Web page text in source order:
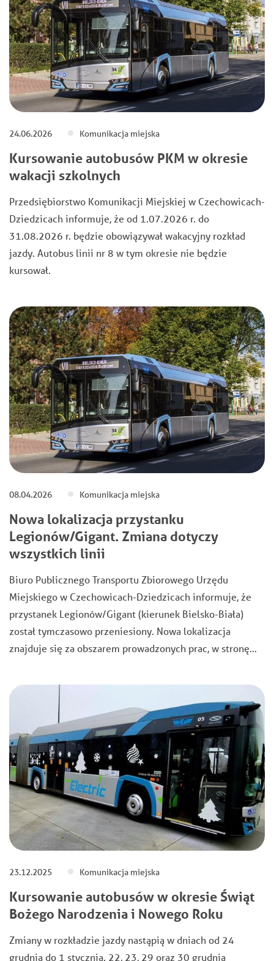
24.06.2026 Komunikacja miejska
Kursowanie autobusów PKM w okresie
wakacji szkolnych
Przedsiębiorstwo Komunikacji Miejskiej w Czechowicach-
Dziedzicach informuje, że od 1.07.2026 r. do
31.08.2026 r. będzie obowiązywał wakacyjny rozkład
jazdy. Autobus linii nr 8 w tym okresie nie będzie
kursował.
08.04.2026 Komunikacja miejska
Nowa lokalizacja przystanku
Legionów/Gigant. Zmiana dotyczy
wszystkich linii
Biuro Publicznego Transportu Zbiorowego Urzędu
Miejskiego w Czechowicach-Dziedzicach informuje, że
przystanek Legionów/Gigant (kierunek Bielsko-Biała)
został tymczasowo przeniesiony. Nowa lokalizacja
znajduje się za obszarem prowadzonych prac, w stronę…
23.12.2025 Komunikacja miejska
Kursowanie autobusów w okresie Świąt
Bożego Narodzenia i Nowego Roku
Zmiany w rozkładzie jazdy nastąpią w dniach od 24
grudnia do 1 stycznia. 22, 23, 29 oraz 30 grudnia